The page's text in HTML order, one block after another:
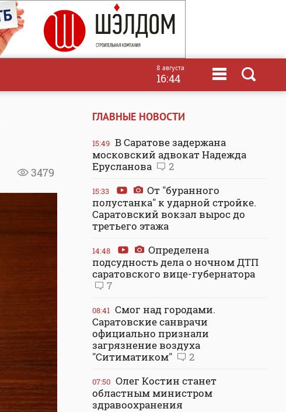
8 августа
16:44
3479
ГЛАВНЫЕ НОВОСТИ
15:49 В Саратове задержана
московский адвокат Надежда
Ерусланова
2
15:33
От "буранного
полустанка" к ударной стройке.
Саратовский вокзал вырос до
третьего этажа
14:48
Определена
подсудность дела о ночном ДТП
саратовского вице-губернатора
7
08:41 Смог над городами.
Саратовские санврачи
официально признали
загрязнение воздуха
"Ситиматиком"
2
07:50 Олег Костин станет
областным министром
здравоохранения